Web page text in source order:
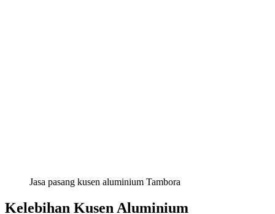
Jasa pasang kusen aluminium Tambora
Kelebihan Kusen Aluminium